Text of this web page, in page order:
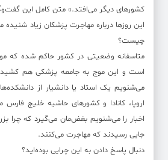
کشورهای دیگر می‌افتد.» متن کامل این
این روزها درباره مهاجرت پزشکان زیاد شنیده
چیست؟
متاسفانه وضعیتی در کشور حاکم شده که
است و این موج به جامعه پزشکی هم کشیده
می‌شنویم یک استاد یا دانشیار از
اروپا، کانادا و کشورهای حاشیه خلیج
اخبار را می‌شنویم بغض‌مان می‌گیرد که چرا
جایی رسیدند که مهاجرت می‌کنند.
دنبال پاسخ دادن به این چرایی بوده‌اید؟